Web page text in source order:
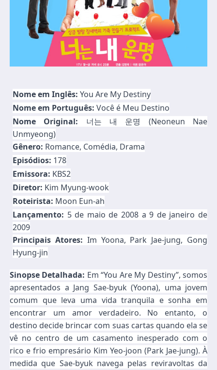
Nome em Inglês: You Are My Destiny
Nome em Português: Você é Meu Destino
Nome Original: 너는 내 운명 (Neoneun Nae
Unmyeong)
Gênero: Romance, Comédia, Drama
Episódios: 178
Emissora: KBS2
Diretor: Kim Myung-wook
Roteirista: Moon Eun-ah
Lançamento: 5 de maio de 2008 a 9 de janeiro de
2009
Principais Atores: Im Yoona, Park Jae-jung, Gong
Hyung-jin
Sinopse Detalhada: Em “You Are My Destiny”, somos
apresentados a Jang Sae-byuk (Yoona), uma jovem
comum que leva uma vida tranquila e sonha em
encontrar um amor verdadeiro. No entanto, o
destino decide brincar com suas cartas quando ela se
vê no centro de um casamento inesperado com o
rico e frio empresário Kim Yeo-joon (Park Jae-jung). À
medida que Sae-byuk navega pelas reviravoltas da